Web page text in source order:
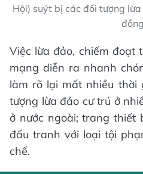
Hội) suýt bị các đối tượng
Việc lừa đảo, chiếm đoạt
mạng diễn ra nhanh
làm rõ lại mất nhiều thời
tượng lừa đảo cư trú ở
ở nước ngoài; trang thiết
đấu tranh với loại tội
chế.